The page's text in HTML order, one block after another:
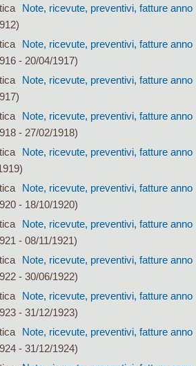
Note, ricevute, preventivi, fatture anno
Note, ricevute, preventivi, fatture anno
- 20/04/1917)
Note, ricevute, preventivi, fatture anno
Note, ricevute, preventivi, fatture anno
- 27/02/1918)
Note, ricevute, preventivi, fatture anno
Note, ricevute, preventivi, fatture anno
- 18/10/1920)
Note, ricevute, preventivi, fatture anno
- 08/11/1921)
Note, ricevute, preventivi, fatture anno
- 30/06/1922)
Note, ricevute, preventivi, fatture anno
- 31/12/1923)
Note, ricevute, preventivi, fatture anno
- 31/12/1924)